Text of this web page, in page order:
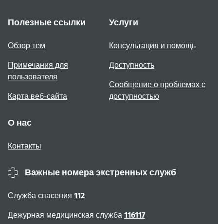
Полезные ссылки
Обзор тем
Примечания для
пользователя
Карта веб-сайта
Услуги
Консультация и помощь
Доступность
Сообщение о проблемах с
доступностью
О нас
Контакты
Важные номера экстренных служб
Служба спасения 112
Дежурная медицинская служба 116117